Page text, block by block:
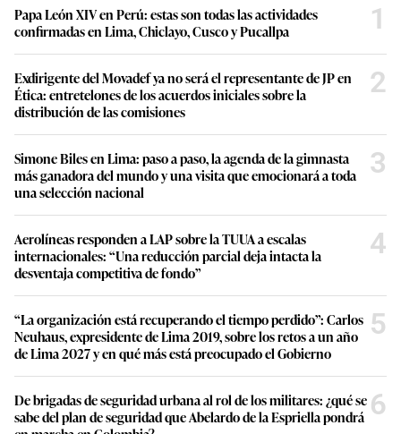
Papa León XIV en Perú: estas son todas las actividades
confirmadas en Lima, Chiclayo, Cusco y Pucallpa
1
Exdirigente del Movadef ya no será el representante de JP en
Ética: entretelones de los acuerdos iniciales sobre la
distribución de las comisiones
2
Simone Biles en Lima: paso a paso, la agenda de la gimnasta
más ganadora del mundo y una visita que emocionará a toda
una selección nacional
3
Aerolíneas responden a LAP sobre la TUUA a escalas
internacionales: “Una reducción parcial deja intacta la
desventaja competitiva de fondo”
4
“La organización está recuperando el tiempo perdido”: Carlos
Neuhaus, expresidente de Lima 2019, sobre los retos a un año
de Lima 2027 y en qué más está preocupado el Gobierno
5
De brigadas de seguridad urbana al rol de los militares: ¿qué se
sabe del plan de seguridad que Abelardo de la Espriella pondrá 6